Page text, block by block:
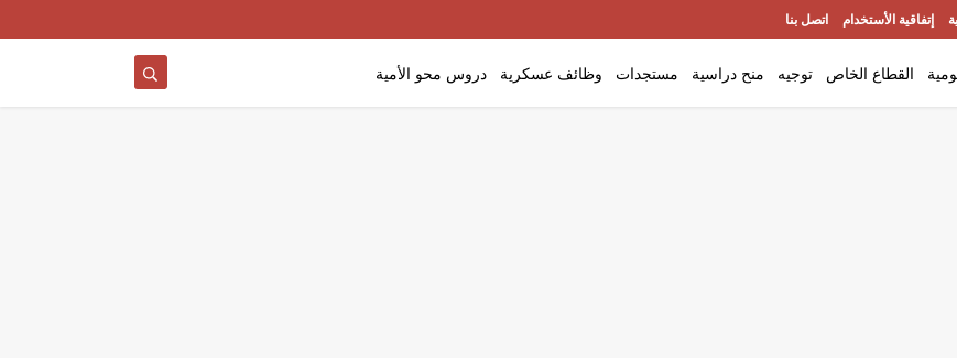
إتفاقية الأستخدام اتصل بنا
القطاع الخاص توجيه منح دراسية مستجدات وظائف عسكرية دروس محو الأمية